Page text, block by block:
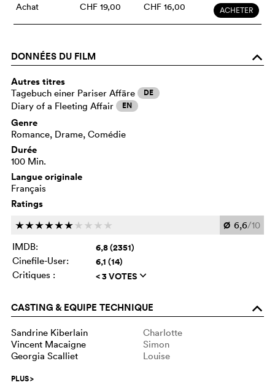
Achat CHF 19,00 CHF 16,00 ACHETER
DONNÉES DU FILM o
Autres titres
Tagebuch einer Pariser Affäre DE
Diary of a Fleeting Affair EN
Genre
Romance, Drame, Comédie
Durée
100 Min.
Langue originale
Français
Ratings
cccccc c c c c Ø 6,6/10
IMDB:
6,8 (2351)
Cinefile-User: 6,1 (14)
Critiques : < 3 VOTES q
CASTING & EQUIPE TECHNIQUE o
Sandrine Kiberlain
Charlotte
Vincent Macaigne
Simon
Georgia Scalliet
Louise
PLUS>